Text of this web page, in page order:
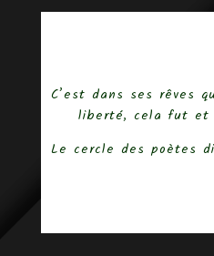
C’est dans ses rêves
liberté, cela fut et
Le cercle des poètes